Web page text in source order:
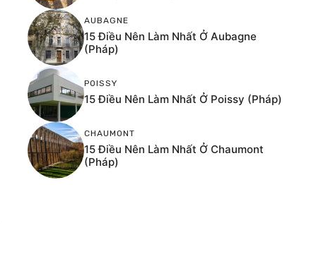
AUBAGNE
15 Điều Nên Làm Nhất Ở Aubagne
(Pháp)
POISSY
15 Điều Nên Làm Nhất Ở Poissy (Pháp)
CHAUMONT
15 Điều Nên Làm Nhất Ở Chaumont
(Pháp)